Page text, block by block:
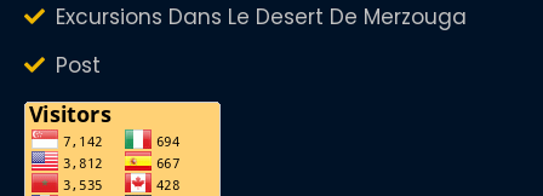
Excursions Dans Le Desert De Merzouga
Post